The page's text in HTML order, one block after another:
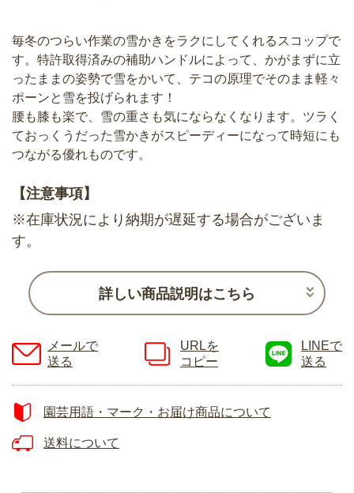
毎冬のつらい作業の雪かきをラクにしてくれるスコップで
す。特許取得済みの補助ハンドルによって、かがまずに立
ったままの姿勢で雪をかいて、テコの原理でそのまま軽々
ポーンと雪を投げられます！
腰も膝も楽で、雪の重さも気にならなくなります。ツラく
ておっくうだった雪かきがスピーディーになって時短にも
つながる優れものです。
【注意事項】
※在庫状況により納期が遅延する場合がございま
す。
詳しい商品説明はこちら
メールで
送る
URLを
コピー
LINEで
送る
園芸用語・マーク・お届け商品について
送料について